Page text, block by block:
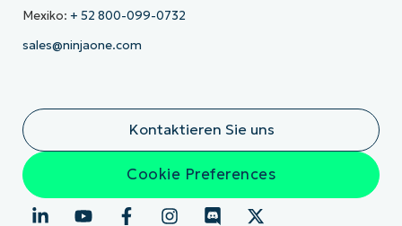
Mexiko: + 52 800-099-0732
sales@ninjaone.com
Kontaktieren Sie uns
Cookie Preferences